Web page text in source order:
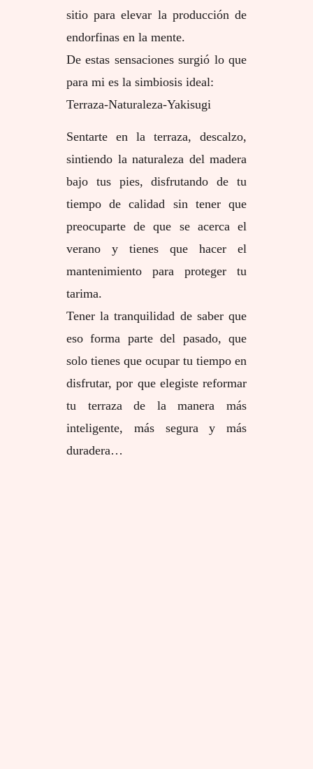
sitio para elevar la producción de
endorfinas en la mente.
De estas sensaciones surgió lo que
para mi es la simbiosis ideal:
Terraza-Naturaleza-Yakisugi
Sentarte en la terraza, descalzo,
sintiendo la naturaleza del madera
bajo tus pies, disfrutando de tu
tiempo de calidad sin tener que
preocuparte de que se acerca el
verano y tienes que hacer el
mantenimiento para proteger tu
tarima.
Tener la tranquilidad de saber que
eso forma parte del pasado, que
solo tienes que ocupar tu tiempo en
disfrutar, por que elegiste reformar
tu terraza de la manera más
inteligente, más segura y más
duradera…